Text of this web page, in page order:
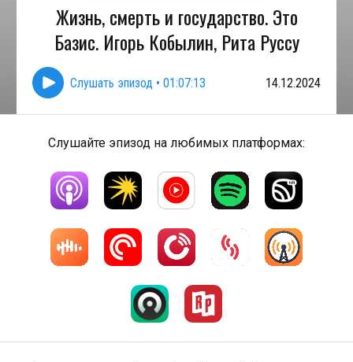
Жизнь, смерть и государство. Это
Базис. Игорь Кобылин, Рита Руссу
Слушать эпизод • 01:07:13 14.12.2024
Слушайте эпизод на любимых платформах: